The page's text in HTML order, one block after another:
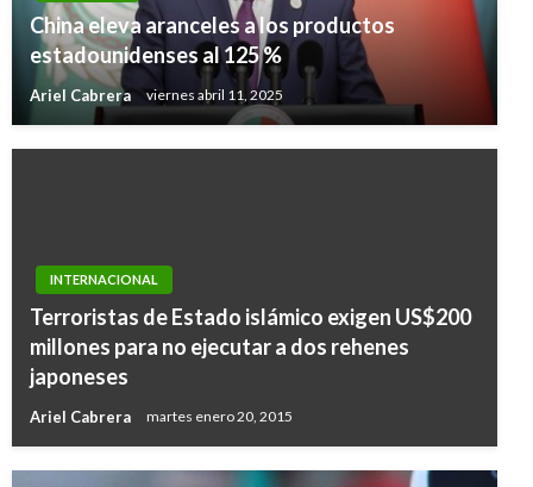
China eleva aranceles a los productos
estadounidenses al 125 %
Ariel Cabrera viernes abril 11, 2025
INTERNACIONAL
Terroristas de Estado islámico exigen US$200
millones para no ejecutar a dos rehenes
japoneses
Ariel Cabrera martes enero 20, 2015